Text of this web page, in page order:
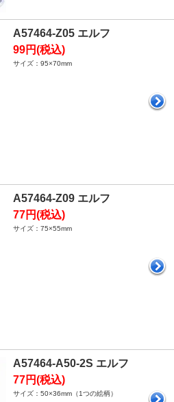
A57464-Z05 エルフ
99円(税込)
サイズ：95×70mm
A57464-Z09 エルフ
77円(税込)
サイズ：75×55mm
A57464-A50-2S エルフ
77円(税込)
サイズ：50×36mm（1つの絵柄）